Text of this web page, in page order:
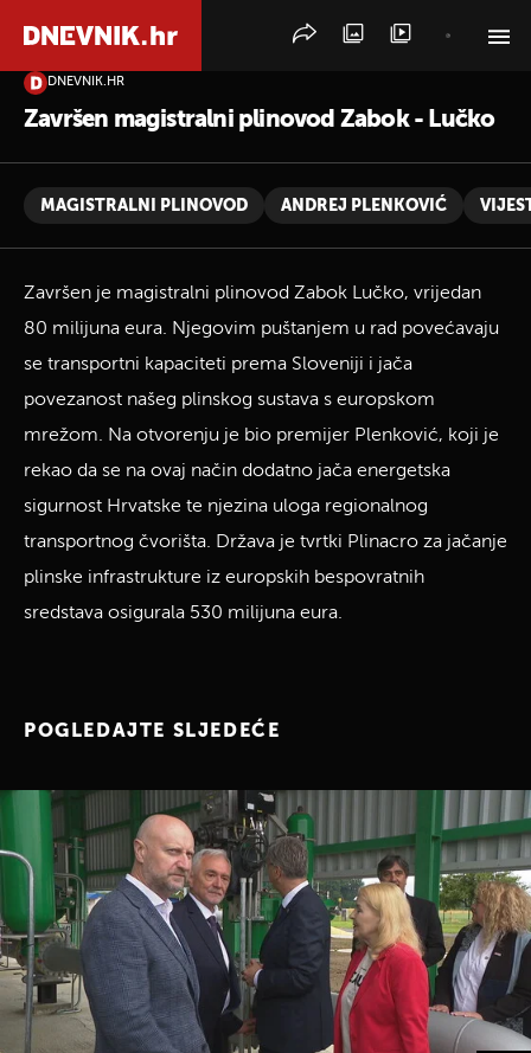
DNEVNIK.HR
Završen magistralni plinovod Zabok - Lučko
MAGISTRALNI PLINOVOD ANDREJ PLENKOVIĆ
Završen je magistralni plinovod Zabok Lučko, vrijedan
80 milijuna eura. Njegovim puštanjem u rad povećavaju
se transportni kapaciteti prema Sloveniji i jača
povezanost našeg plinskog sustava s europskom
mrežom. Na otvorenju je bio premijer Plenković, koji je
rekao da se na ovaj način dodatno jača energetska
sigurnost Hrvatske te njezina uloga regionalnog
transportnog čvorišta. Država je tvrtki Plinacro za jačanje
plinske infrastrukture iz europskih bespovratnih
sredstava osigurala 530 milijuna eura.
POGLEDAJTE SLJEDEĆE
PRETRAŽITE VIJESTI